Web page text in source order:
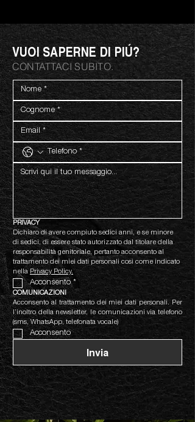
VUOI SAPERNE DI PIÚ?
CONTATTACI SUBITO.
PRIVACY
Dichiaro di avere compiuto sedici anni, e se minore
di sedici, di essere stato autorizzato dal titolare della
responsabilità genitoriale, pertanto acconsento al
trattamento dei miei dati personali così come indicato
nella Privacy Policy.
Acconsento *
COMUNICAZIONI
Acconsento al trattamento dei miei dati personali. Per
l’inoltro della newsletter, le comunicazioni via telefono
(sms, WhatsApp, telefonata vocale)
Acconsento
Invia